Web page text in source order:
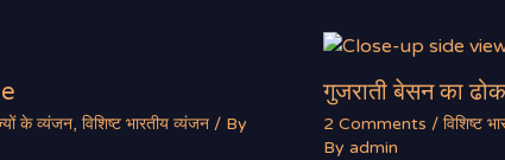
के व्यंजन, विशिष्ट भारतीय व्यंजन / By
गुजराती बेसन का
2 Comments / विशिष्ट
By admin